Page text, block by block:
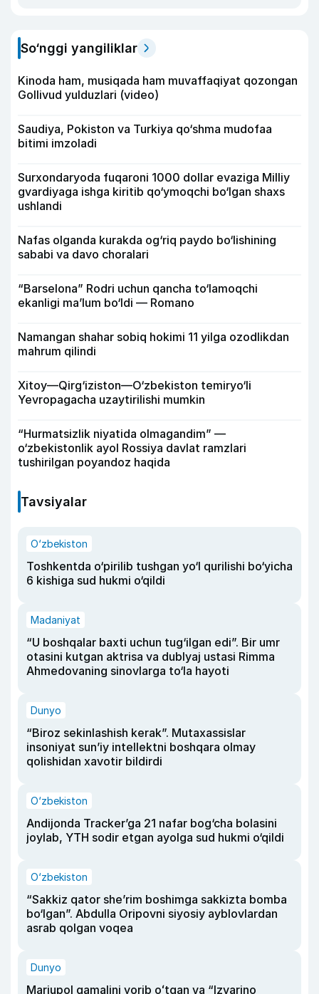
So‘nggi yangiliklar
Kinoda ham, musiqada ham muvaffaqiyat qozongan
Gollivud yulduzlari (video)
Saudiya, Pokiston va Turkiya qo‘shma mudofaa
bitimi imzoladi
Surxondaryoda fuqaroni 1000 dollar evaziga Milliy
gvardiyaga ishga kiritib qo‘ymoqchi bo‘lgan shaxs
ushlandi
Nafas olganda kurakda og‘riq paydo bo‘lishining
sababi va davo choralari
“Barselona” Rodri uchun qancha to‘lamoqchi
ekanligi ma’lum bo‘ldi — Romano
Namangan shahar sobiq hokimi 11 yilga ozodlikdan
mahrum qilindi
Xitoy—Qirg‘iziston—O‘zbekiston temiryo‘li
Yevropagacha uzaytirilishi mumkin
“Hurmatsizlik niyatida olmagandim” —
o‘zbekistonlik ayol Rossiya davlat ramzlari
tushirilgan poyandoz haqida
Tavsiyalar
O‘zbekiston
Toshkentda o‘pirilib tushgan yo‘l qurilishi bo‘yicha
6 kishiga sud hukmi o‘qildi
Madaniyat
“U boshqalar baxti uchun tug‘ilgan edi”. Bir umr
otasini kutgan aktrisa va dublyaj ustasi Rimma
Ahmedovaning sinovlarga to‘la hayoti
Dunyo
“Biroz sekinlashish kerak”. Mutaxassislar
insoniyat sun’iy intellektni boshqara olmay
qolishidan xavotir bildirdi
O‘zbekiston
Andijonda Tracker’ga 21 nafar bog‘cha bolasini
joylab, YTH sodir etgan ayolga sud hukmi o‘qildi
O‘zbekiston
“Sakkiz qator she’rim boshimga sakkizta bomba
bo‘lgan”. Abdulla Oripovni siyosiy ayblovlardan
asrab qolgan voqea
Dunyo
Mariupol qamalini yorib oʻtgan va “Izvarino